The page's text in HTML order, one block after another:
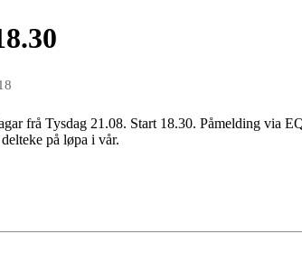
frå Tysdag 21.08. Start 18.30. Påmelding via
på løpa i vår.